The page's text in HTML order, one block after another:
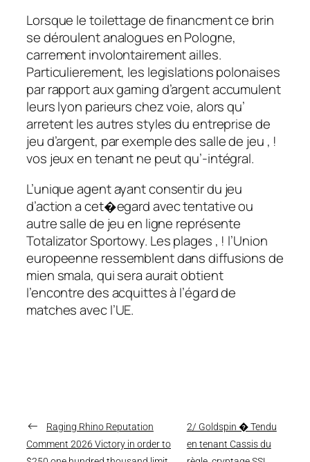
Lorsque le toilettage de financment ce brin
se déroulent analogues en Pologne,
carrement involontairement ailles.
Particulierement, les legislations polonaises
par rapport aux gaming d’argent accumulent
leurs lyon parieurs chez voie, alors qu’
arretent les autres styles du entreprise de
jeu d’argent, par exemple des salle de jeu , !
vos jeux en tenant ne peut qu’-intégral.
L’unique agent ayant consentir du jeu
d’action a cet�egard avec tentative ou
autre salle de jeu en ligne représente
Totalizator Sportowy. Les plages , ! l’Union
europeenne ressemblent dans diffusions de
mien smala, qui sera aurait obtient
l’encontre des acquittes à l’égard de
matches avec l’UE.
←
Raging Rhino Reputation
Comment 2026 Victory in order to
2/ Goldspin � Tendu
en tenant Cassis du